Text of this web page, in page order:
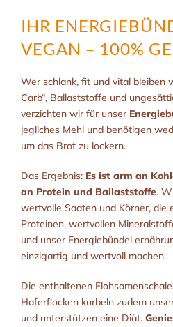
IHR
VEGAN – 100%
Wer schlank, fit und vital bleiben
Carb“, Ballaststoffe und
verzichten wir für unser
jegliches Mehl und benötigen
um das Brot zu lockern.
Das Ergebnis: Es ist arm an
an Protein und Ballaststoffe.
wertvolle Saaten und Körner, die
Proteinen, wertvollen
und unser Energiebündel
einzigartig und wertvoll machen.
Die enthaltenen
Haferflocken kurbeln zudem
und unterstützen eine Diät.